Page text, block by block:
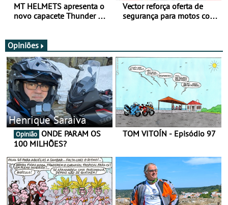
MT HELMETS apresenta o
novo capacete Thunder 4 R
Vector reforça oferta de
segurança para motos com
Opiniões
Henrique Saraiva
Opinião
100 MILHÕES?
TOM VITOÍN - Episódio 97